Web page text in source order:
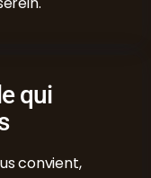
qui
convient,